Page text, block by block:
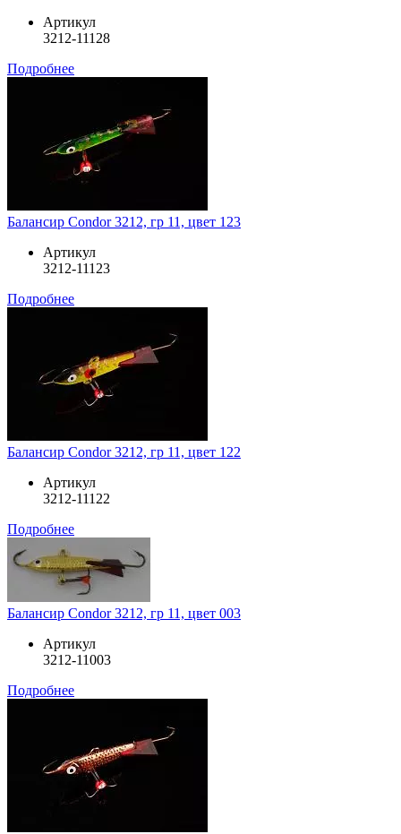
Артикул
3212-11128
Подробнее
Балансир Condor 3212, гр 11, цвет 123
Артикул
3212-11123
Подробнее
Балансир Condor 3212, гр 11, цвет 122
Артикул
3212-11122
Подробнее
Балансир Condor 3212, гр 11, цвет 003
Артикул
3212-11003
Подробнее